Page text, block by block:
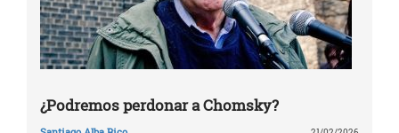
¿Podremos perdonar a Chomsky?